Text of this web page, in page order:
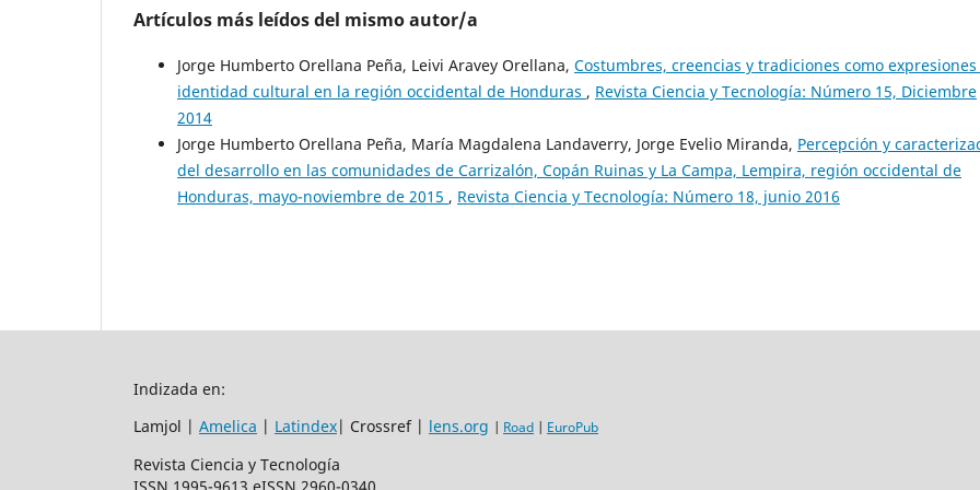
Artículos más leídos del mismo autor/a
Jorge Humberto Orellana Peña, Leivi Aravey Orellana, Costumbres, creencias y tradiciones como
identidad cultural en la región occidental de Honduras , Revista Ciencia y Tecnología: Número 15, Diciembre
2014
Jorge Humberto Orellana Peña, María Magdalena Landaverry, Jorge Evelio Miranda, Percepción y
del desarrollo en las comunidades de Carrizalón, Copán Ruinas y La Campa, Lempira, región occidental de
Honduras, mayo-noviembre de 2015 , Revista Ciencia y Tecnología: Número 18, junio 2016
Indizada en:
Lamjol | Amelica | Latindex| Crossref | lens.org | Road | EuroPub
Revista Ciencia y Tecnología